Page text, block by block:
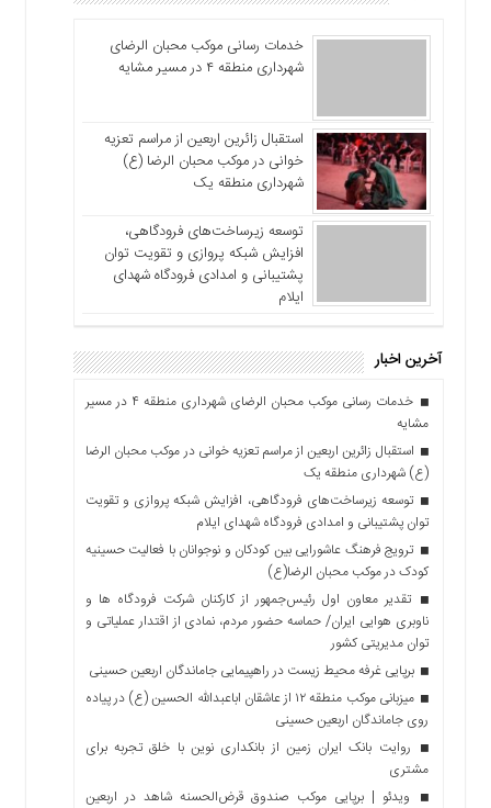
خدمات رسانی موکب محبان الرضای
شهرداری منطقه ۴ در مسیر مشایه
استقبال زائرین اربعین از مراسم تعزیه
خوانی در موکب محبان الرضا (ع)
شهرداری منطقه یک
توسعه زیرساخت‌های فرودگاهی،
افزایش شبکه پروازی و تقویت توان
پشتیبانی و امدادی فرودگاه شهدای
ایلام
آخرین اخبار
خدمات رسانی موکب محبان الرضای شهرداری منطقه ۴ در مسیر
مشایه
استقبال زائرین اربعین از مراسم تعزیه خوانی در موکب محبان الرضا
(ع) شهرداری منطقه یک
توسعه زیرساخت‌های فرودگاهی، افزایش شبکه پروازی و تقویت
توان پشتیبانی و امدادی فرودگاه شهدای ایلام
ترویج فرهنگ عاشورایی بین کودکان و نوجوانان با فعالیت حسینیه
کودک در موکب محبان الرضا(ع)
تقدیر معاون اول رئیس‌جمهور از کارکنان شرکت فرودگاه ها و
ناوبری هوایی ایران/ حماسه حضور مردم، نمادی از اقتدار عملیاتی و
توان مدیریتی کشور
برپایی غرفه محیط زیست در راهپیمایی جاماندگان اربعین حسینی
میزبانی موکب منطقه ۱۲ از عاشقان اباعبدالله الحسین (ع) در پیاده
روی جاماندگان اربعین حسینی
روایت بانک ایران زمین از بانکداری نوین با خلق تجربه برای
مشتری
ویدئو | برپایی موکب صندوق قرض‌الحسنه شاهد در اربعین